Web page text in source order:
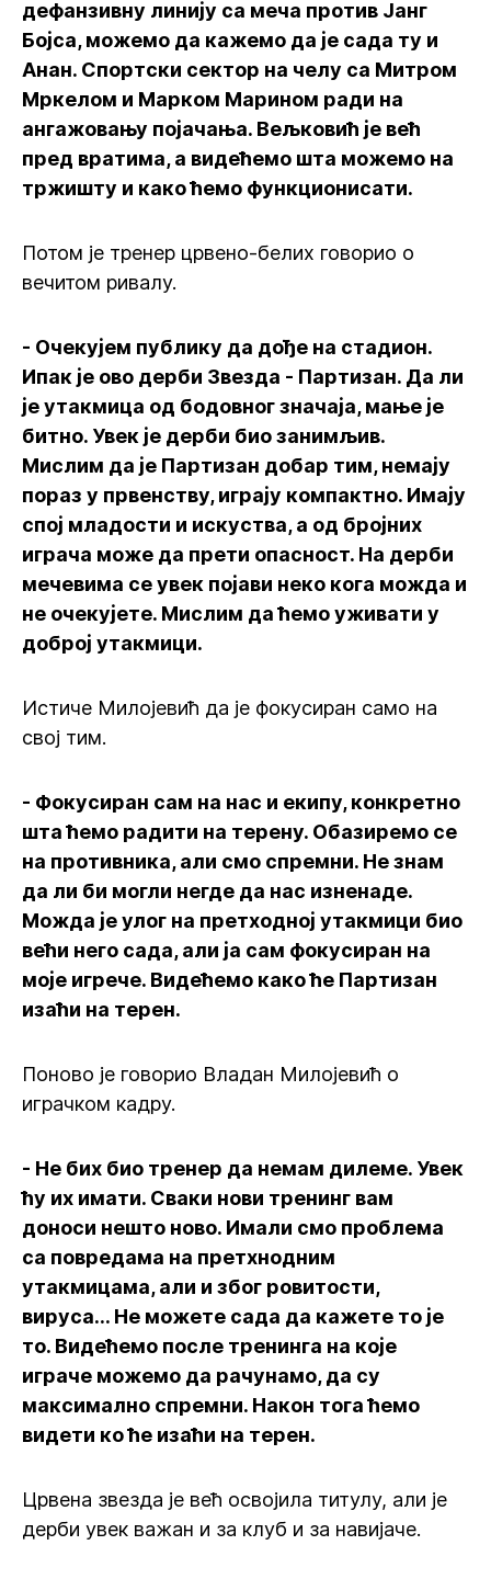
дефанзивну линију са меча против Јанг
Бојса, можемо да кажемо да је сада ту и
Анан. Спортски сектор на челу са Митром
Мркелом и Марком Марином ради на
ангажовању појачања. Вељковић је већ
пред вратима, а видећемо шта можемо на
тржишту и како ћемо функционисати.
Потом је тренер црвено-белих говорио о
вечитом ривалу.
- Очекујем публику да дође на стадион.
Ипак је ово дерби Звезда - Партизан. Да ли
је утакмица од бодовног значаја, мање је
битно. Увек је дерби био занимљив.
Мислим да је Партизан добар тим, немају
пораз у првенству, играју компактно. Имају
спој младости и искуства, а од бројних
играча може да прети опасност. На дерби
мечевима се увек појави неко кога можда и
не очекујете. Мислим да ћемо уживати у
доброј утакмици.
Истиче Милојевић да је фокусиран само на
свој тим.
- Фокусиран сам на нас и екипу, конкретно
шта ћемо радити на терену. Обазиремо се
на противника, али смо спремни. Не знам
да ли би могли негде да нас изненаде.
Можда је улог на претходној утакмици био
већи него сада, али ја сам фокусиран на
моје игрече. Видећемо како ће Партизан
изаћи на терен.
Поново је говорио Владан Милојевић о
играчком кадру.
- Не бих био тренер да немам дилеме. Увек
ћу их имати. Сваки нови тренинг вам
доноси нешто ново. Имали смо проблема
са повредама на претхнодним
утакмицама, али и због ровитости,
вируса… Не можете сада да кажете то је
то. Видећемо после тренинга на које
играче можемо да рачунамо, да су
максимално спремни. Након тога ћемо
видети ко ће изаћи на терен.
Црвена звезда је већ освојила титулу, али је
дерби увек важан и за клуб и за навијаче.